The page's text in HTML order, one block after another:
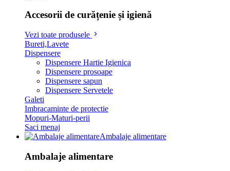
Accesorii de curățenie și igienă
Vezi toate produsele
Bureti,Lavete
Dispensere
Dispensere Hartie Igienica
Dispensere prosoape
Dispensere sapun
Dispensere Servetele
Galeti
Imbracaminte de protectie
Mopuri-Maturi-perii
Saci menaj
Ambalaje alimentare
Ambalaje alimentare